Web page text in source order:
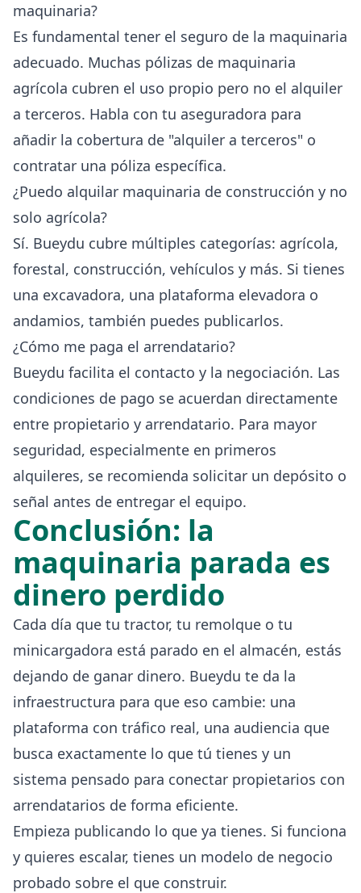
maquinaria?
Es fundamental tener el seguro de la maquinaria
adecuado. Muchas pólizas de maquinaria
agrícola cubren el uso propio pero no el alquiler
a terceros. Habla con tu aseguradora para
añadir la cobertura de "alquiler a terceros" o
contratar una póliza específica.
¿Puedo alquilar maquinaria de construcción y no
solo agrícola?
Sí. Bueydu cubre múltiples categorías: agrícola,
forestal, construcción, vehículos y más. Si tienes
una excavadora, una plataforma elevadora o
andamios, también puedes publicarlos.
¿Cómo me paga el arrendatario?
Bueydu facilita el contacto y la negociación. Las
condiciones de pago se acuerdan directamente
entre propietario y arrendatario. Para mayor
seguridad, especialmente en primeros
alquileres, se recomienda solicitar un depósito o
señal antes de entregar el equipo.
Conclusión: la
maquinaria parada es
dinero perdido
Cada día que tu tractor, tu remolque o tu
minicargadora está parado en el almacén, estás
dejando de ganar dinero. Bueydu te da la
infraestructura para que eso cambie: una
plataforma con tráfico real, una audiencia que
busca exactamente lo que tú tienes y un
sistema pensado para conectar propietarios con
arrendatarios de forma eficiente.
Empieza publicando lo que ya tienes. Si funciona
y quieres escalar, tienes un modelo de negocio
probado sobre el que construir.